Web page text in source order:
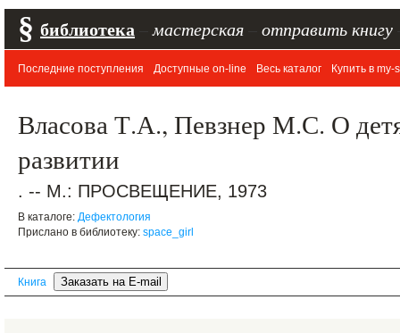
§ библиотека мастерская отправить книгу
Последние поступления Доступные on-line Весь каталог Купить в my-
Власова Т.А., Певзнер М.С. О
развитии
. -- М.: ПРОСВЕЩЕНИЕ, 1973
В каталоге: Дефектология
Прислано в библиотеку: space_girl
Книга